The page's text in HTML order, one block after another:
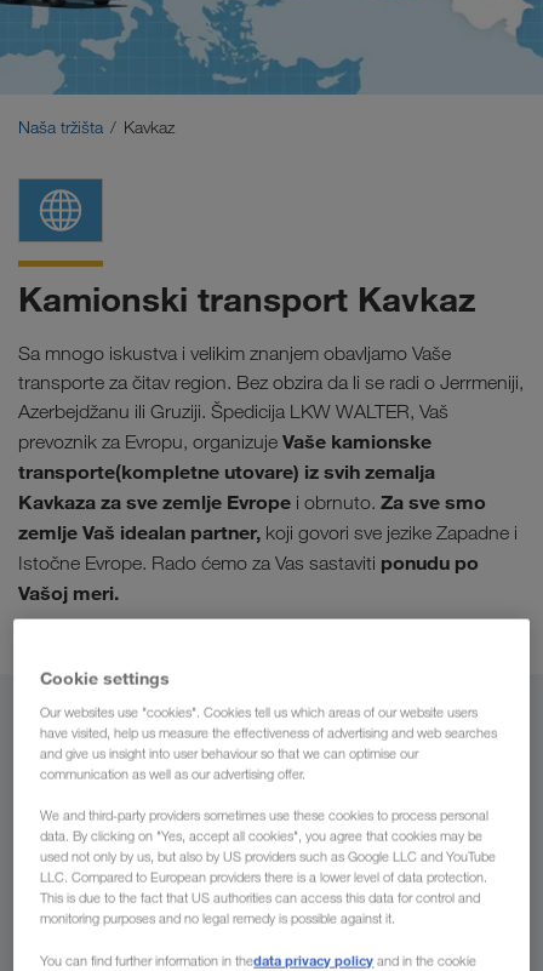
Bliski Istok
Naša tržišta Kavkaz
Kamionski transport Kavkaz
Sa mnogo iskustva i velikim znanjem obavljamo Vaše
transporte za čitav region. Bez obzira da li se radi o Jerrmeniji,
Azerbejdžanu ili Gruziji. Špedicija LKW WALTER, Vaš
prevoznik za Evropu, organizuje Vaše kamionske
transporte(kompletne utovare) iz svih zemalja
Kavkaza za sve zemlje Evrope i obrnuto. Za sve smo
zemlje Vaš idealan partner, koji govori sve jezike Zapadne i
Istočne Evrope. Rado ćemo za Vas sastaviti ponudu po
Vašoj meri.
Bosna i Hercegovina
Za
Cookie settings
Our websites use "cookies". Cookies tell us which areas of our website users
have visited, help us measure the effectiveness of advertising and web searches
and give us insight into user behaviour so that we can optimise our
communication as well as our advertising offer.
We and third-party providers sometimes use these cookies to process personal
data. By clicking on "Yes, accept all cookies", you agree that cookies may be
used not only by us, but also by US providers such as Google LLC and YouTube
LLC. Compared to European providers there is a lower level of data protection.
This is due to the fact that US authorities can access this data for control and
monitoring purposes and no legal remedy is possible against it.
You can find further information in thedata privacy policy and in the cookie